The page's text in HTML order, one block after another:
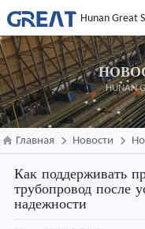
Hunan Great
HUNAN
Главная Новости
Как поддерживать
трубопровод после
надежности